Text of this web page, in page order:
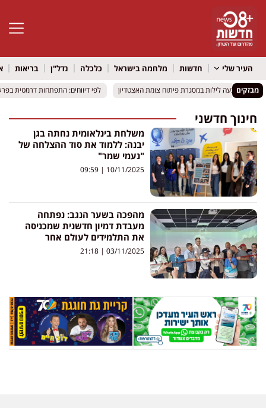
פתח
העיר שלי חדשות מלחמה בישראל כלכלה נדל"ן בריאות
מבזקיםלארבעה לילות במסגרת פיתוח צומת האצטדיון
לארבעה לילות במסגרת פיתוח צומת האצטדיון לפי דיווחים: התפתחות דרמטית
לפי דיווחים: התפתחות דרמטית
חינוך חדשני
משלחת בינלאומית נחתה בגן
יבנה: ללמוד את סוד ההצלחה של
"נעמי שמר"
10/11/2025
מהפכה בשער הנגב: נפתחה
מעבדת דמיון חדשנית שמכניסה
את התלמידים לעולם אחר
03/11/2025